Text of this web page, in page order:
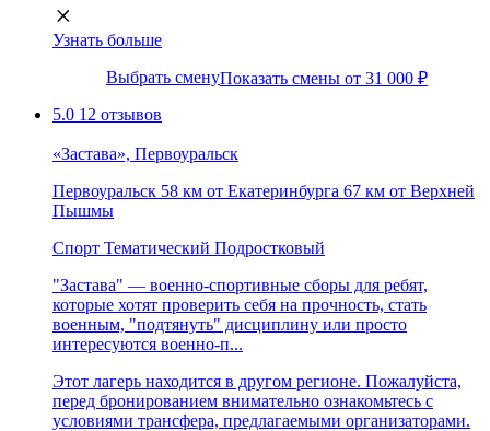
Узнать больше
Выбрать сменуПоказать смены от 31 000 ₽
5.0 12 отзывов
«Застава», Первоуральск
Первоуральск 58 км от Екатеринбурга 67 км от Верхней
Пышмы
Спорт Тематический Подростковый
"Застава" — военно-спортивные сборы для ребят,
которые хотят проверить себя на прочность, стать
военным, "подтянуть" дисциплину или просто
интересуются военно-п...
Этот лагерь находится в другом регионе. Пожалуйста,
перед бронированием внимательно ознакомьтесь с
условиями трансфера, предлагаемыми организаторами.